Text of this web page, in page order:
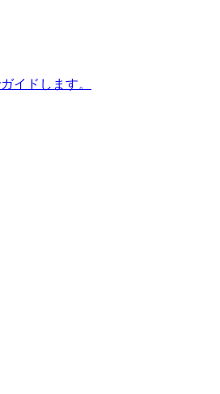
イドします。